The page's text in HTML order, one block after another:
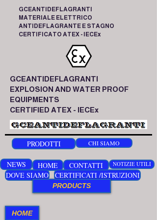
GCEANTIDEFLAGRANTI
MATERIALE ELETTRICO
ANTIDEFLAGRANTE E STAGNO
CERTIFICATO ATEX - IECEx
GCEANTIDEFLAGRANTI
EXPLOSION AND WATER PROOF
EQUIPMENTS
CERTIFIED ATEX - IECEx
PRODOTTI CHI SIAMO
NEWS HOME
CONTATTI
DOVE SIAMO
CERTIFICATI /ISTRUZIONI
NOTIZIE UTILI
PRODUCTS
HOME